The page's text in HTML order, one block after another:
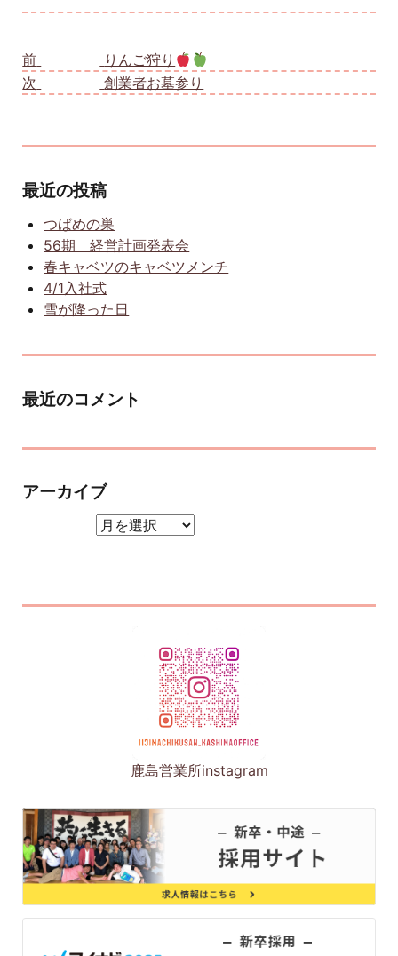
前
りんご狩り
次
創業者お墓参り
最近の投稿
つばめの巣
56期 経営計画発表会
春キャベツのキャベツメンチ
4/1入社式
雪が降った日
最近のコメント
アーカイブ
鹿島営業所instagram